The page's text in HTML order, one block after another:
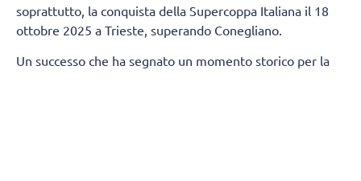
soprattutto, la conquista della Supercoppa Italiana il 18
ottobre 2025 a Trieste, superando Conegliano.
Un successo che ha segnato un momento storico per la